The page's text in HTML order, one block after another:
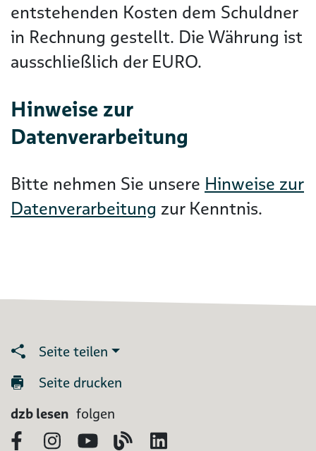
entstehenden Kosten dem Schuldner
in Rechnung gestellt. Die Währung ist
ausschließlich der EURO.
Hinweise zur
Datenverarbeitung
Bitte nehmen Sie unsere Hinweise zur
Datenverarbeitung zur Kenntnis.
Seite teilen
Seite drucken
dzb lesen folgen
FacebookInstagram
YouTubeBlog